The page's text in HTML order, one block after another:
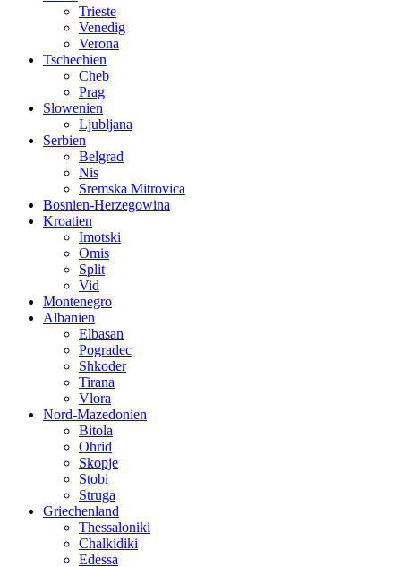
Trieste
Venedig
Verona
Tschechien
Cheb
Prag
Slowenien
Ljubljana
Serbien
Belgrad
Nis
Sremska Mitrovica
Bosnien-Herzegowina
Kroatien
Imotski
Omis
Split
Vid
Montenegro
Albanien
Elbasan
Pogradec
Shkoder
Tirana
Vlora
Nord-Mazedonien
Bitola
Ohrid
Skopje
Stobi
Struga
Griechenland
Thessaloniki
Chalkidiki
Edessa